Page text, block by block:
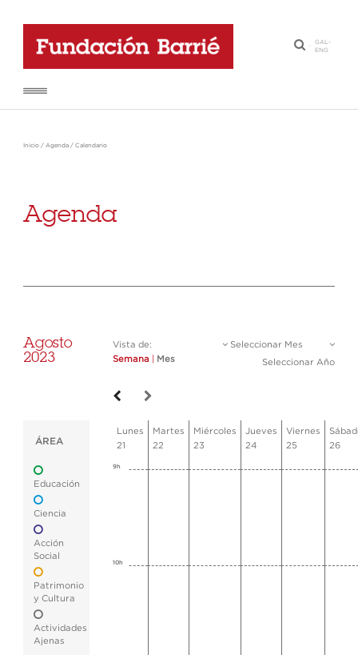
·
GAL-
ENG
Inicio / Agenda / Calendario
Agenda
Agosto
2023
Vista de:
Semana
Mes
Seleccionar Mes
Seleccionar Año
ÁREA
Educación
Ciencia
Acción
Social
Patrimonio
y Cultura
Actividades
Ajenas
Lunes
21
Martes
22
Miércoles
23
Jueves
24
Viernes
25
26
9h
10h